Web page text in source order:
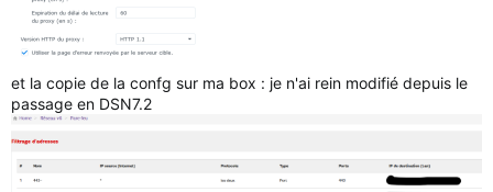
et la copie de la confg sur ma box : je n'ai rein modifié depuis le
passage en DSN7.2